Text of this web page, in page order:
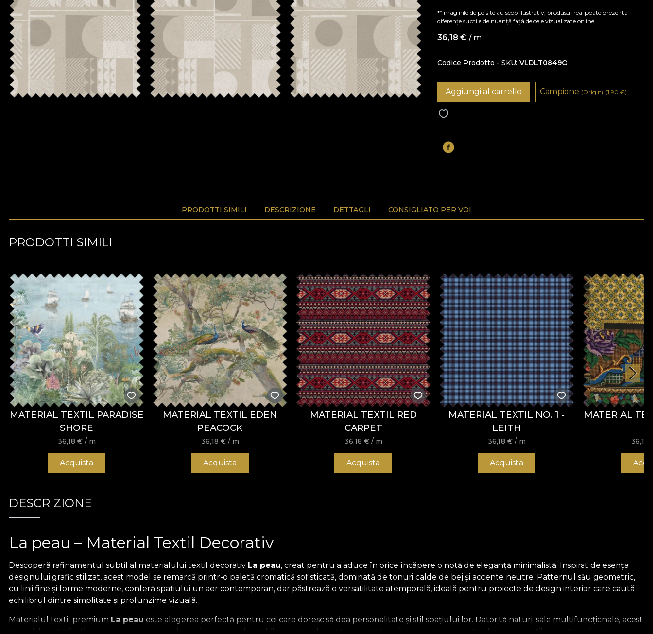
**Imaginile de pe site au scop ilustrativ, produsul real poate prezenta
diferențe subtile de nuanță față de cele vizualizate online.
36,18€ / m
Codice Prodotto - SKU VLDLT0849O
Aggiungi al carrello Campione (Origin) (1,90€)
PRODOTTI SIMILI DESCRIZIONE DETTAGLI CONSIGLIATO PER VOI
PRODOTTI SIMILI
MATERIAL TEXTIL PARADISE
SHORE
36,18 € / m
Acquista
MATERIAL TEXTIL EDEN
PEACOCK
36,18 € / m
Acquista
MATERIAL TEXTIL RED
CARPET
36,18 € / m
Acquista
MATERIAL TEXTIL NO. 1 -
LEITH
36,18 € / m
Acquista
MATERIAL
36,18
DESCRIZIONE
La peau – Material Textil Decorativ
Descoperă rafinamentul subtil al materialului textil decorativ La peau, creat pentru a aduce în orice încăpere o notă de eleganță minimalistă. Inspirat de esența
designului grafic stilizat, acest model se remarcă printr-o paletă cromatică sofisticată, dominată de tonuri calde de bej și accente neutre. Patternul său geometric,
cu linii fine și forme moderne, conferă spațiului un aer contemporan, dar păstrează o versatilitate atemporală, ideală pentru proiecte de design interior care caută
echilibrul dintre simplitate și profunzime vizuală.
Materialul textil premium La peau este alegerea perfectă pentru cei care doresc să dea personalitate și stil spațiului lor. Datorită naturii sale multifuncționale, acest
material poate fi utilizat cu succes pentru draperii, tapițerie de mobilier, perne decorative, cuverturi, fețe de masă sau alte elemente textile care transformă